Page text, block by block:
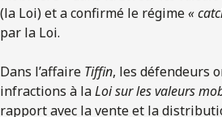
(la Loi) et a confirmé le régime«
par la Loi.
Dans l’affaire Tiffin, les défendeurs
infractions à laLoi sur les valeurs
rapport avec la vente et la